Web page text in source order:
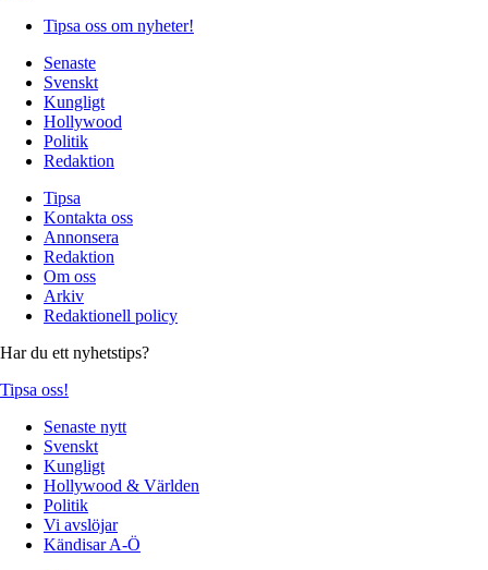
Tipsa oss om nyheter!
Senaste
Svenskt
Kungligt
Hollywood
Politik
Redaktion
Tipsa
Kontakta oss
Annonsera
Redaktion
Om oss
Arkiv
Redaktionell policy
Har du ett nyhetstips?
Tipsa oss!
Senaste nytt
Svenskt
Kungligt
Hollywood & Världen
Politik
Vi avslöjar
Kändisar A-Ö